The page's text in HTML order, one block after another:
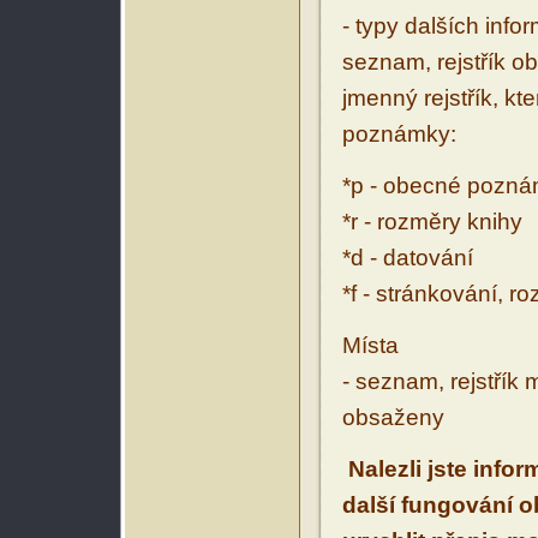
- typy dalších
seznam, rejstřík
jmenný rejstřík,
poznámky:
*p - obecné
*r - rozměry knihy
*d - datování
*f - stránkování,
Místa
- seznam, rejstřík
obsaženy
Nalezli jste
další fungování